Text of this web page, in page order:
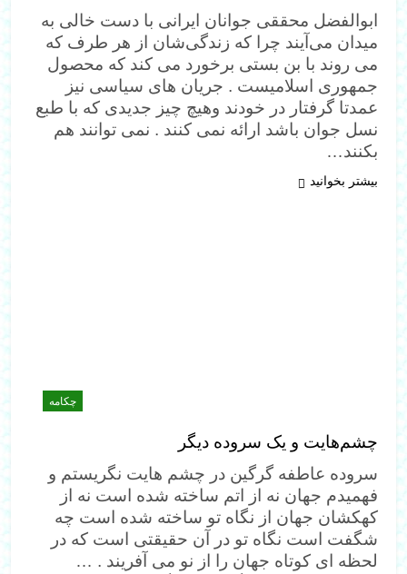
ابوالفضل محققی جوانان ایرانی با دست خالی به
میدان می‌آیند چرا که زندگی‌شان از هر طرف که
می روند با بن بستی برخورد می کند که محصول
جمهوری اسلامیست . جریان های سیاسی نیز
عمدتا گرفتار در خودند وهیچ چیز جدیدی که با طبع
نسل جوان باشد ارائه نمی کنند . نمی توانند هم
بکنند…
بیشتر بخوانید
چکامه
چشم‌هایت و یک سروده دیگر
سروده عاطفه گرگين در چشم هایت نگریستم و
فهمیدم جهان نه از اتم ساخته شده است نه از
کهکشان جهان از نگاه تو ساخته شده است چه
شگفت است نگاه تو در آن حقیقتی است که در
لحظه ای کوتاه جهان را از نو می آفریند . …